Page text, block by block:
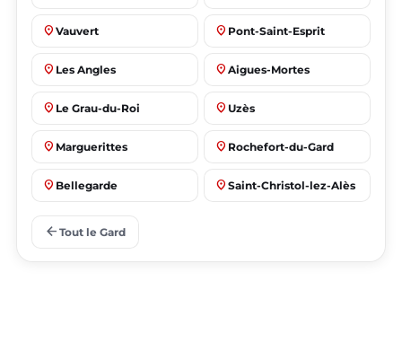
place Vauvert place Pont-Saint-Esprit
place Les Angles place Aigues-Mortes
place Le Grau-du-Roi place Uzès
place Marguerittes place Rochefort-du-Gard
place Bellegarde place Saint-Christol-lez-Alès
place
arrow_back Tout le Gard